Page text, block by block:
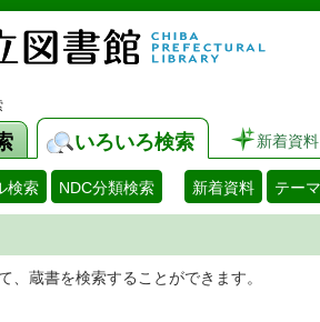
いろいろ検索 新着資料
検索 NDC分類検索 新着資料 テー
、蔵書を検索することができます。